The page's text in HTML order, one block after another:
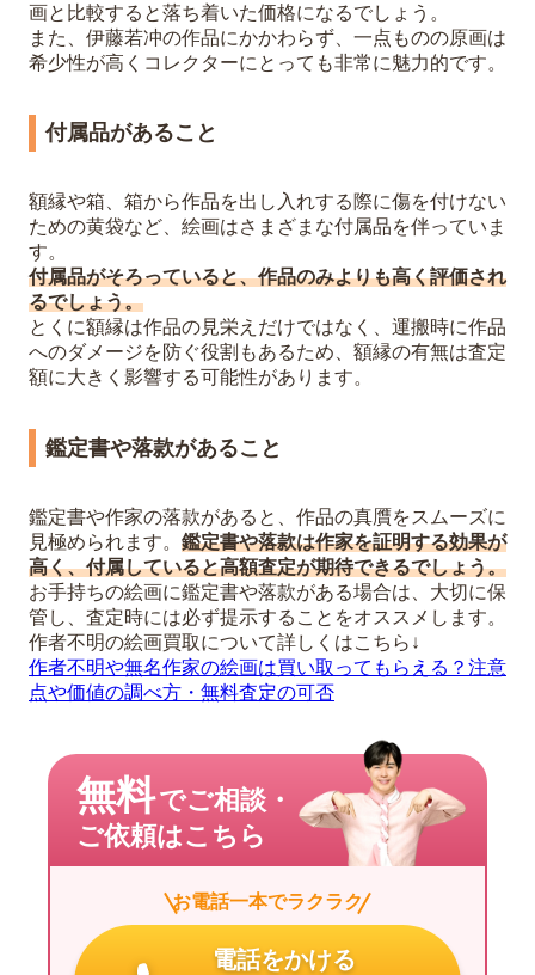
画と比較すると落ち着いた価格になるでしょう。
また、伊藤若冲の作品にかかわらず、一点ものの原画は
希少性が高くコレクターにとっても非常に魅力的です。
付属品があること
額縁や箱、箱から作品を出し入れする際に傷を付けない
ための黄袋など、絵画はさまざまな付属品を伴っていま
す。
付属品がそろっていると、作品のみよりも高く評価され
るでしょう。
とくに額縁は作品の見栄えだけではなく、運搬時に作品
へのダメージを防ぐ役割もあるため、額縁の有無は査定
額に大きく影響する可能性があります。
鑑定書や落款があること
鑑定書や作家の落款があると、作品の真贋をスムーズに
見極められます。 鑑定書や落款は作家を証明する効果が
高く、付属していると高額査定が期待できるでしょう。
お手持ちの絵画に鑑定書や落款がある場合は、大切に保
管し、査定時には必ず提示することをオススメします。
作者不明の絵画買取について詳しくはこちら↓
作者不明や無名作家の絵画は買い取ってもらえる？注意
点や価値の調べ方・無料査定の可否
無料でご相談・
ご依頼はこちら
お電話一本でラクラク
電話をかける